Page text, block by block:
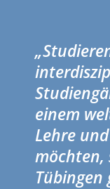
einem
Lehre
möchten,
Tübingen